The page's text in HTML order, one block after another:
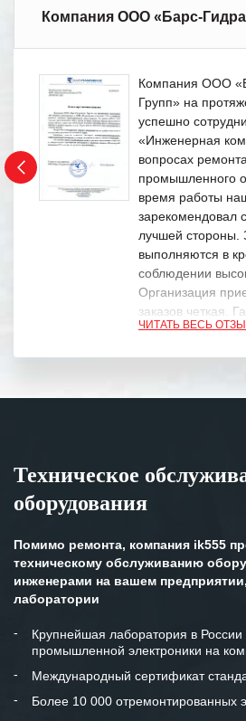
Компания ООО «Барс-
Компания ООО
Групп» на
успешно
«Инженерная
вопросах
промышленного
время работы
зарекомендовал
лучшей стороны.
выполняются в
соблюдении
Организация
заказов четкая.
обязательства
Особенно
готовность
Мы высоко
и доверительные
отношения и
«Инженерной
лет успеха и
ЧИТАТЬ ВЕСЬ
Техническое
оборудования
Помимо ремонта, компания ik555
техническому обслуживанию
инженерами на вашем
лаборатории
Крупнейшая лаборатория в
промышленной электроники на
Международный сертификат
Более 10 000 отремонтированных